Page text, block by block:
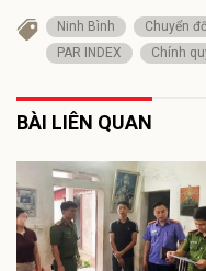
Ninh Bình Chuyển
PAR INDEX
Chính
BÀI LIÊN QUAN